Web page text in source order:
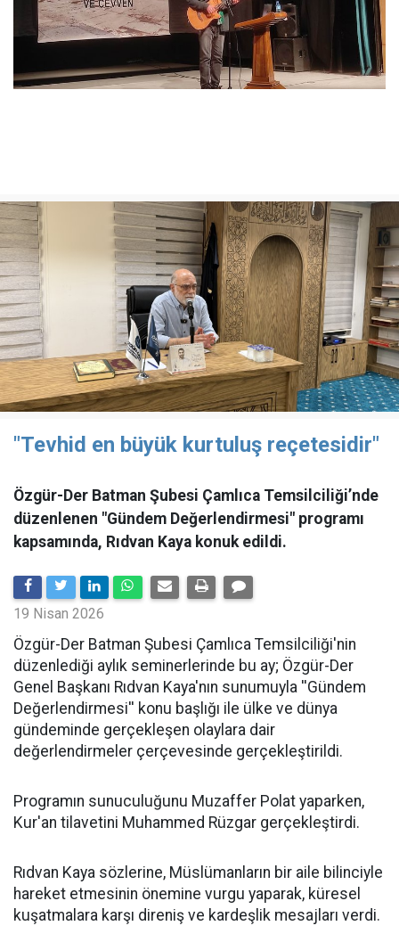
"Tevhid en büyük kurtuluş reçetesidir"
Özgür-Der Batman Şubesi Çamlıca Temsilciliği’nde
düzenlenen "Gündem Değerlendirmesi" programı
kapsamında, Rıdvan Kaya konuk edildi.
19 Nisan 2026
​Özgür-Der Batman Şubesi Çamlıca Temsilciliği'nin
düzenlediği aylık seminerlerinde bu ay; Özgür-Der
Genel Başkanı Rıdvan Kaya'nın sunumuyla ''Gündem
Değerlendirmesi'' konu başlığı ile ülke ve dünya
gündeminde gerçekleşen olaylara dair
değerlendirmeler çerçevesinde gerçekleştirildi.
Programın sunuculuğunu Muzaffer Polat yaparken,
Kur'an tilavetini Muhammed Rüzgar gerçekleştirdi.
Rıdvan Kaya sözlerine, Müslümanların bir aile bilinciyle
hareket etmesinin önemine vurgu yaparak, küresel
kuşatmalara karşı direniş ve kardeşlik mesajları verdi.